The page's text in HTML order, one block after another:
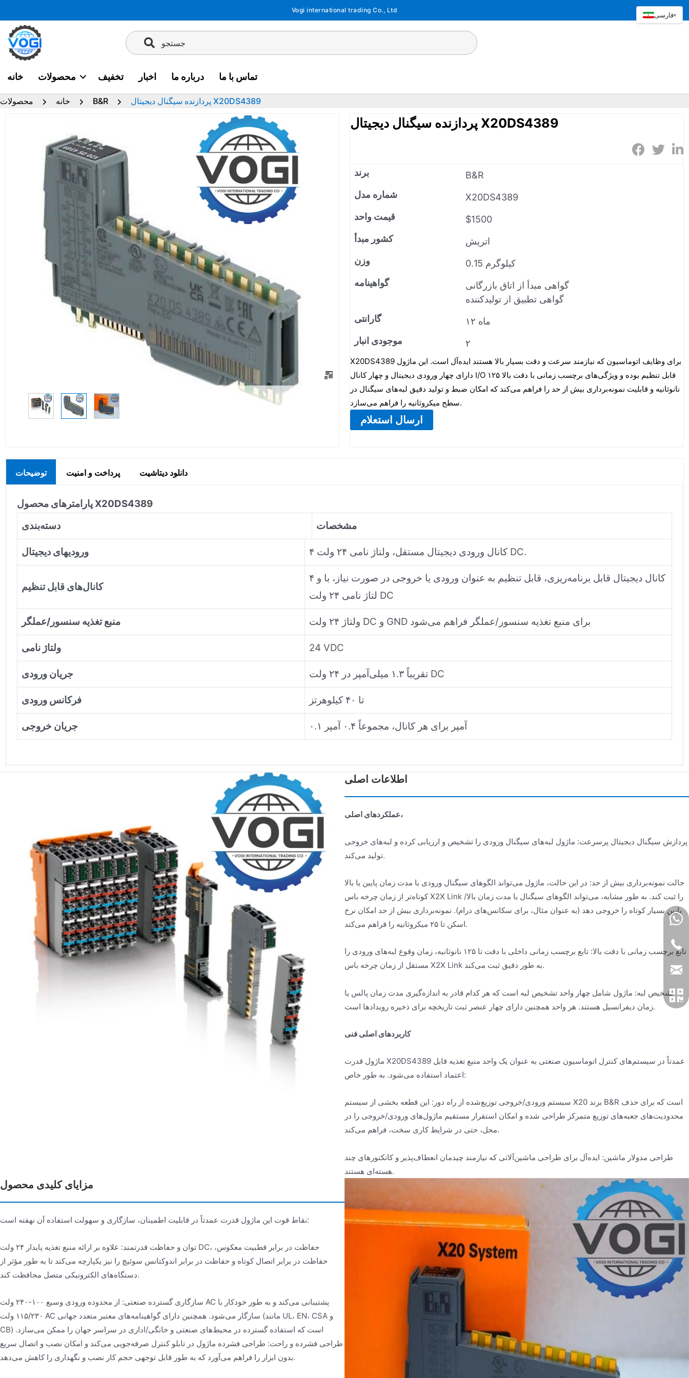
به
محتوا
Vogi international trading Co., Ltd
جستجو
خانه محصولات تخفیف اخبار درباره ما تماس با ما
خانه محصولات B&R پردازنده سیگنال دیجیتال X20DS4389
پردازنده سیگنال دیجیتال X20DS4389
برند
B&R
شماره مدل
X20DS4389
قیمت واحد
$1500
کشور مبدأ
اتریش
وزن
0.15 کیلوگرم
گواهینامه
گواهی مبدأ از اتاق بازرگانی
گواهی تطبیق از تولیدکننده
گارانتی
۱۲ ماه
موجودی انبار
۲
X20DS4389 برای وظایف اتوماسیون که نیازمند سرعت و دقت بسیار بالا هستند ایده‌آل است. این ماژول
دارای چهار ورودی دیجیتال و چهار کانال I/O قابل تنظیم بوده و ویژگی‌های برچسب زمانی با دقت بالا ۱۲۵
نانوثانیه و قابلیت نمونه‌برداری بیش از حد را فراهم می‌کند که امکان ضبط و تولید دقیق لبه‌های سیگنال در
سطح میکروثانیه را فراهم می‌سازد.
ارسال استعلام
توضیحات پرداخت و امنیت دانلود دیتاشیت
پارامترهای محصول X20DS4389
دسته‌بندی
مشخصات
ورودیهای دیجیتال ۴ کانال ورودی دیجیتال مستقل، ولتاژ نامی ۲۴ ولت DC.
کانال‌های قابل تنظیم
۴ کانال دیجیتال قابل برنامه‌ریزی، قابل تنظیم به عنوان ورودی یا خروجی در صورت نیاز، با و
لتاژ نامی ۲۴ ولت DC
منبع تغذیه سنسور/عملگر ولتاژ ۲۴ ولت DC و GND برای منبع تغذیه سنسور/عملگر فراهم می‌شود
ولتاژ نامی 24 VDC
جریان ورودی تقریباً ۱.۳ میلی‌آمپر در ۲۴ ولت DC
فرکانس ورودی تا ۴۰ کیلوهرتز
جریان خروجی ۰.۱ آمپر برای هر کانال، مجموعاً ۰.۴ آمپر
اطلاعات اصلی
عملکردهای اصلی،
پردازش سیگنال دیجیتال پرسرعت: ماژول لبه‌های سیگنال ورودی را تشخیص و ارزیابی کرده و لبه‌های خروجی
تولید می‌کند.
حالت نمونه‌برداری بیش از حد: در این حالت، ماژول می‌تواند الگوهای سیگنال ورودی با مدت زمان پایین یا بالا
کوتاه‌تر از زمان چرخه باس X2X Link را ثبت کند. به طور مشابه، می‌تواند الگوهای سیگنال با مدت زمان بالا/
پایین بسیار کوتاه را خروجی دهد (به عنوان مثال، برای سکانس‌های درام). نمونه‌برداری بیش از حد امکان نرخ
اسکن تا ۲۵ میکروثانیه را فراهم می‌کند.
تابع برچسب زمانی با دقت بالا: تابع برچسب زمانی داخلی با دقت تا ۱۲۵ نانوثانیه، زمان وقوع لبه‌های ورودی را
مستقل از زمان چرخه باس X2X Link به طور دقیق ثبت می‌کند.
تشخیص لبه: ماژول شامل چهار واحد تشخیص لبه است که هر کدام قادر به اندازه‌گیری مدت زمان پالس یا
زمان دیفرانسیل هستند. هر واحد همچنین دارای چهار عنصر ثبت تاریخچه برای ذخیره رویدادها است.
کاربردهای اصلی فنی
ماژول قدرت X20DS4389 عمدتاً در سیستم‌های کنترل اتوماسیون صنعتی به عنوان یک واحد منبع تغذیه قابل
اعتماد استفاده می‌شود. به طور خاص:
سیستم ورودی/خروجی توزیع‌شده از راه دور: این قطعه بخشی از سیستم X20 برند B&R است که برای حذف
محدودیت‌های جعبه‌های توزیع متمرکز طراحی شده و امکان استقرار مستقیم ماژول‌های ورودی/خروجی را در
محل، حتی در شرایط کاری سخت، فراهم می‌کند.
طراحی مدولار ماشین: ایده‌آل برای طراحی ماشین‌آلاتی که نیازمند چیدمان انعطاف‌پذیر و کانکتورهای چند
هسته‌ای هستند.
مزایای کلیدی محصول
نقاط قوت این ماژول قدرت عمدتاً در قابلیت اطمینان، سازگاری و سهولت استفاده آن نهفته است:
توان و حفاظت قدرتمند: علاوه بر ارائه منبع تغذیه پایدار ۲۴ ولت DC، حفاظت در برابر قطبیت معکوس،
حفاظت در برابر اتصال کوتاه و حفاظت در برابر اندوکتانس سوئیچ را نیز یکپارچه می‌کند تا به طور مؤثر از
دستگاه‌های الکترونیکی متصل محافظت کند.
سازگاری گسترده صنعتی: از محدوده ورودی وسیع ۱۰۰-۲۴۰ ولت AC پشتیبانی می‌کند و به طور خودکار با
۱۱۵/۲۳۰ ولت AC سازگار می‌شود. همچنین دارای گواهینامه‌های معتبر متعدد جهانی (مانند UL، EN، CSA و
CB) است که استفاده گسترده در محیط‌های صنعتی و خانگی/اداری در سراسر جهان را ممکن می‌سازد.
طراحی فشرده و راحت: طراحی فشرده ماژول در تابلو کنترل صرفه‌جویی می‌کند و امکان نصب و اتصال سریع
بدون ابزار را فراهم می‌آورد که به طور قابل توجهی حجم کار نصب و نگهداری را کاهش می‌دهد.
فارسی▾